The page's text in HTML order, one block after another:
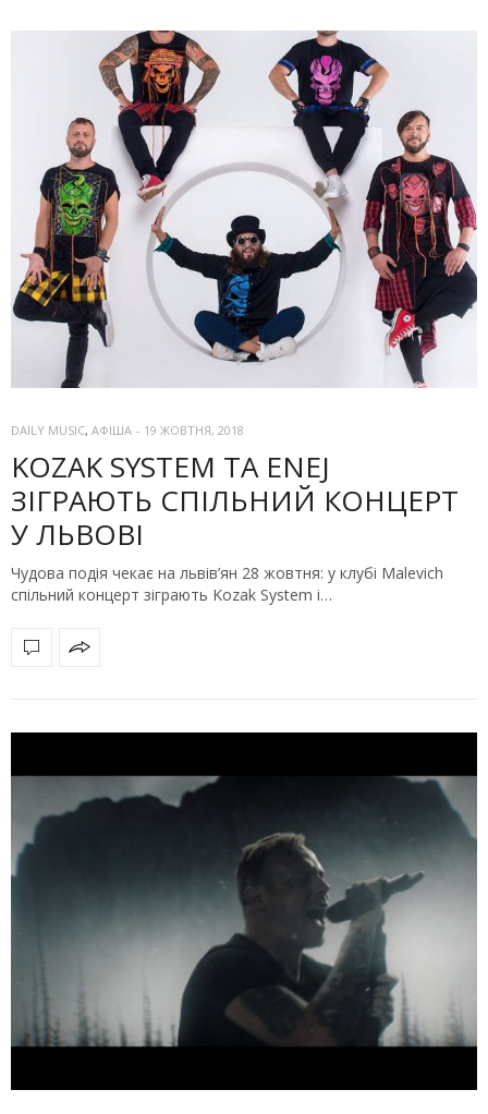
DAILY MUSIC, АФІША - 19 ЖОВТНЯ, 2018
KOZAK SYSTEM ТА ENEJ
ЗІГРАЮТЬ СПІЛЬНИЙ КОНЦЕРТ
У ЛЬВОВІ
Чудова подія чекає на львів’ян 28 жовтня: у клубі Malevich
спільний концерт зіграють Kozak System і…